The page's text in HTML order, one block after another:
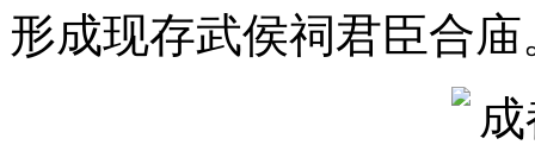
形成现存武侯祠君臣合庙